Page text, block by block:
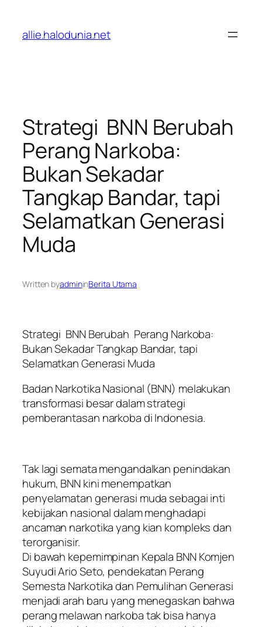
konten
allie.halodunia.net
Strategi BNN Berubah
Perang Narkoba:
Bukan Sekadar
Tangkap Bandar, tapi
Selamatkan Generasi
Muda
Written byadmininBerita Utama
Strategi BNN Berubah Perang Narkoba:
Bukan Sekadar Tangkap Bandar, tapi
Selamatkan Generasi Muda
Badan Narkotika Nasional (BNN) melakukan
transformasi besar dalam strategi
pemberantasan narkoba di Indonesia.
Tak lagi semata mengandalkan penindakan
hukum, BNN kini menempatkan
penyelamatan generasi muda sebagai inti
kebijakan nasional dalam menghadapi
ancaman narkotika yang kian kompleks dan
terorganisir.
Di bawah kepemimpinan Kepala BNN Komjen
Suyudi Ario Seto, pendekatan Perang
Semesta Narkotika dan Pemulihan Generasi
menjadi arah baru yang menegaskan bahwa
perang melawan narkoba tak bisa hanya